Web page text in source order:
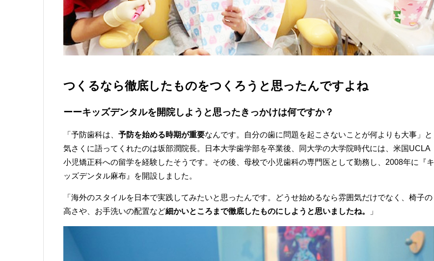
つくるなら徹底したものをつくろうと思ったんですよね
ーーキッズデンタルを開院しようと思ったきっかけは何ですか？
「予防歯科は、 予防を始める時期が重要なんです。自分の歯に問題を起こさないことが何よりも大事」
と
気さくに語ってくれたのは坂部潤院長。
日本大学歯学部を卒業後、同大学の大学院時代には、米国UCLA
小児矯正科への留学を経験したそうです。その後、母校で小児歯科の専門医として勤務し、2008年に『キ
ッズデンタル麻布』を開設しました。
「海外のスタイルを日本で実践してみたいと思ったんです。どうせ始めるなら雰囲気だけでなく、 椅子の
高さや、お手洗いの配置など細かいところまで徹底したものにしようと思いましたね。 」